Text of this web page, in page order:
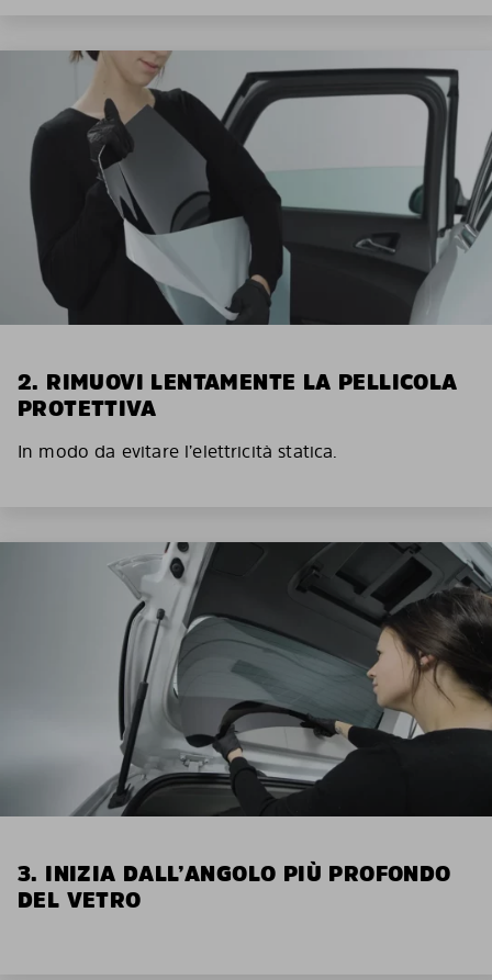
2. RIMUOVI LENTAMENTE LA PELLICOLA
PROTETTIVA
In modo da evitare l’elettricità statica.
3. INIZIA DALL’ANGOLO PIÙ PROFONDO
DEL VETRO